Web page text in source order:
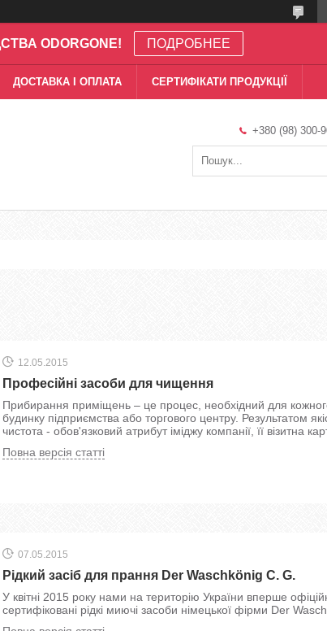
ODORGONE! ПОДРОБНЕЕ
ДОСТАВКА І ОПЛАТА СЕРТИФІКАТИ ПРОДУКЦІЇ
+380 (98) 300-
12.05.2015
Професійні засоби для чищення
Прибирання приміщень – це процес, необхідний для
будинку підприємства або торгового центру. Результатом
чистота - обов'язковий атрибут іміджу компанії, її візитна
Повна версія статті
07.05.2015
Рідкий засіб для прання Der Waschkönig C. G.
У квітні 2015 року нами на територію України вперше
сертифіковані рідкі миючі засоби німецької фірми Der